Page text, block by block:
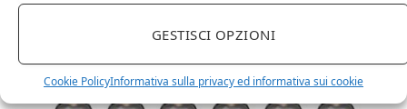
GESTISCI OPZIONI
Cookie PolicyInformativa sulla privacy ed informativa sui cookie